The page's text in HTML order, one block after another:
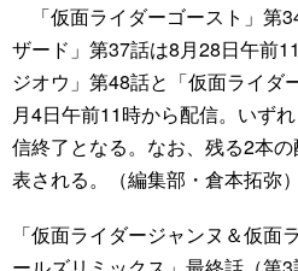
「仮面ライダーゴースト」第
ザード」第37話は8月28日午前
ジオウ」第48話と「仮面ライダ
月4日午前11時から配信。いず
信終了となる。なお、残る2本
表される。（編集部・倉本拓弥）
「仮面ライダージャンヌ＆仮